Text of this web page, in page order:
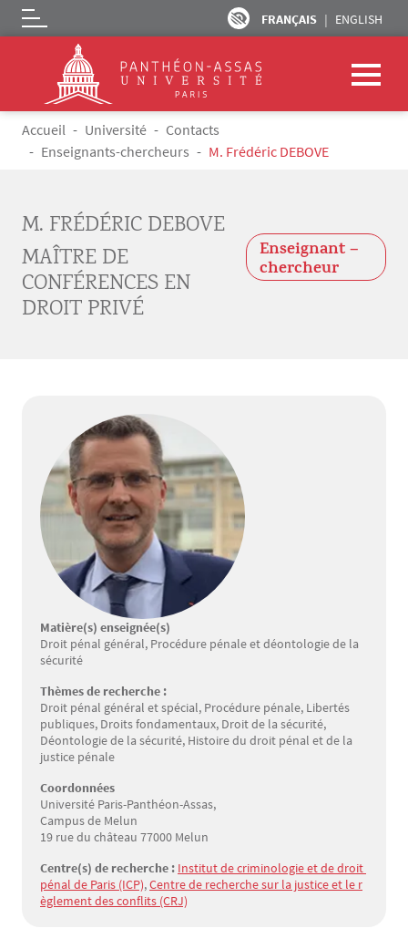
Aller au contenu principal
FRANÇAIS ENGLISH
Logo
Fil d'Ariane
Accueil Université
Contacts
Enseignants-chercheurs
M. Frédéric DEBOVE
M. FRÉDÉRIC DEBOVE
MAÎTRE DE
CONFÉRENCES EN
DROIT PRIVÉ
Enseignant –
chercheur
Matière(s) enseignée(s)
Droit pénal général, Procédure pénale et déontologie de la
sécurité
Thèmes de recherche :
Droit pénal général et spécial, Procédure pénale, Libertés
publiques, Droits fondamentaux, Droit de la sécurité,
Déontologie de la sécurité, Histoire du droit pénal et de la
justice pénale
Coordonnées
Université Paris-Panthéon-Assas,
Campus de Melun
19 rue du château 77000 Melun
Centre(s) de recherche : Institut de criminologie et de droit
pénal de Paris (ICP),Centre de recherche sur la justice et le r
èglement des conflits (CRJ)